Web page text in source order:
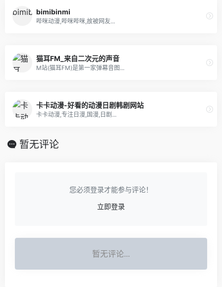
bimibinmi
哔咪动漫,哔咪哔咪,故被网友...
猫耳FM_来自二次元的声音
M站(猫耳FM)是第一家弹幕音图...
卡卡动漫-好看的动漫日剧韩剧网站
卡卡动漫,专注日漫,国漫,日剧...
暂无评论
您必须登录才能参与评论！
立即登录
暂无评论...